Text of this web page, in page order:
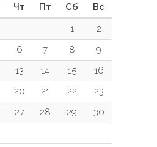
Чт Пт Сб Вс
1
2
6 7 8
9
13 14 15
16
20 21 22
23
27 28 29
30